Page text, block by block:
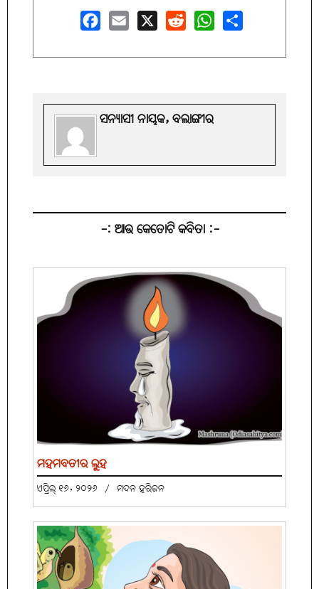
ସନ୍ୟାସୀ ନାୟକ, ବଲାଙ୍ଗୀର
-: ଆଉ କେତୋଟି କବିତା :-
ମହମବତୀର ଲୁହ
ଏପ୍ରିଲ୍ ୧୬, ୨୦୨୬ / ମଦନ ହରିଜନ